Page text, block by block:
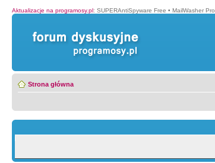
Aktualizacje na programosy.pl: SUPERAntiSpyware Free • MailWasher Pro
Strona główna